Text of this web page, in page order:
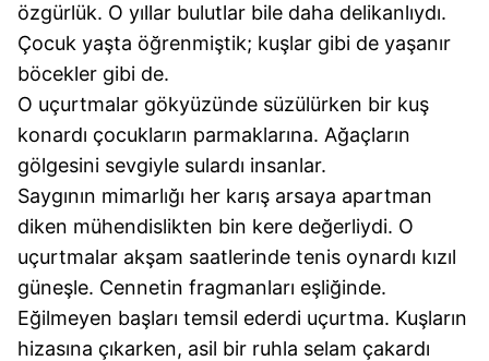
özgürlük. O yıllar bulutlar bile daha delikanlıydı.
Çocuk yaşta öğrenmiştik; kuşlar gibi de yaşanır
böcekler gibi de.
O uçurtmalar gökyüzünde süzülürken bir kuş
konardı çocukların parmaklarına. Ağaçların
gölgesini sevgiyle sulardı insanlar.
Saygının mimarlığı her karış arsaya apartman
diken mühendislikten bin kere değerliydi. O
uçurtmalar akşam saatlerinde tenis oynardı kızıl
güneşle. Cennetin fragmanları eşliğinde.
Eğilmeyen başları temsil ederdi uçurtma. Kuşların
hizasına çıkarken, asil bir ruhla selam çakardı